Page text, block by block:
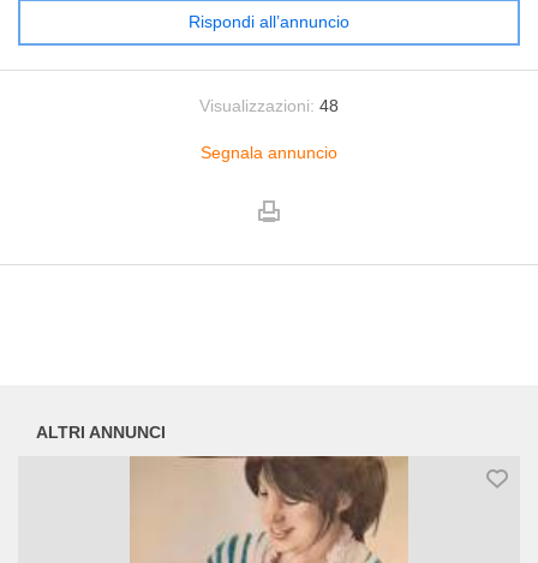
Rispondi all’annuncio
Visualizzazioni: 48
Segnala annuncio
ALTRI ANNUNCI